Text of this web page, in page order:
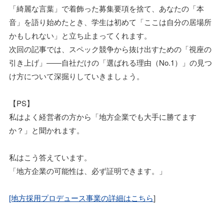
「綺麗な言葉」で着飾った募集要項を捨て、あなたの「本
音」を語り始めたとき、学生は初めて「ここは自分の居場所
かもしれない」と立ち止まってくれます。
次回の記事では、スペック競争から抜け出すための「視座の
引き上げ」――自社だけの「選ばれる理由（No.1）」の見つ
け方について深掘りしていきましょう。
【PS】
私はよく経営者の方から「地方企業でも大手に勝てます
か？」と聞かれます。
私はこう答えています。
「地方企業の可能性は、必ず証明できます。」
[地方採用プロデュース事業の詳細はこちら]